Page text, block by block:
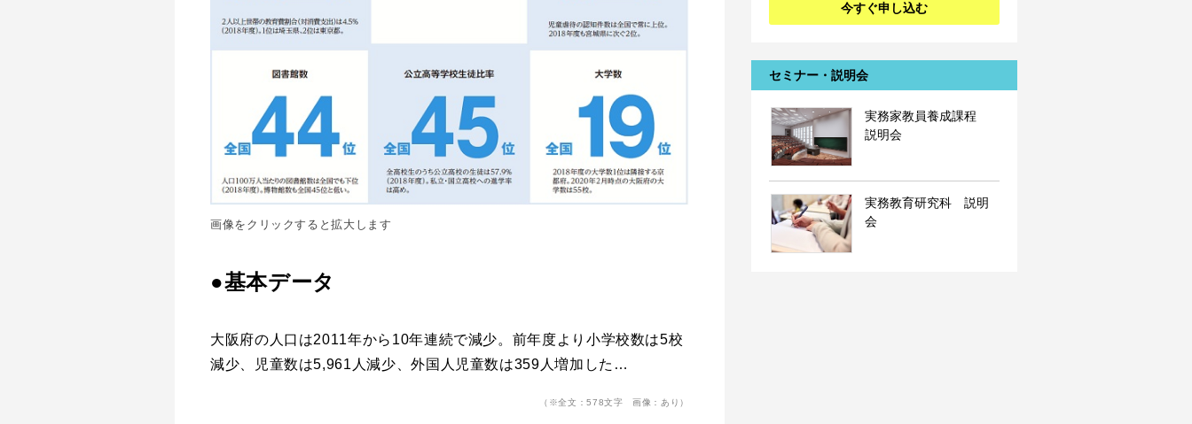
画像をクリックすると拡大します
●基本データ
大阪府の人口は2011年から10年連続で減少。前年度より小学校数は5校
減少、児童数は5,961人減少、外国人児童数は359人増加した…
（※全文：578文字 画像：あり）
今すぐ申し込む
セミナー・説明会
実務家教員養成課程
説明会
実務教育研究科 説明
会